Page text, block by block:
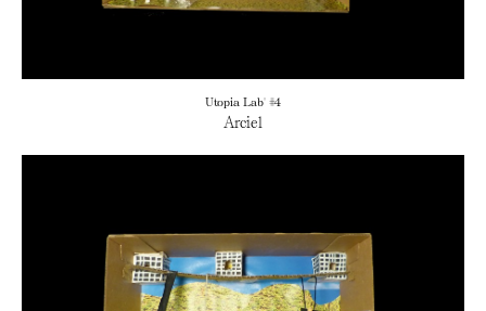
Utopia Lab' #4
Arciel